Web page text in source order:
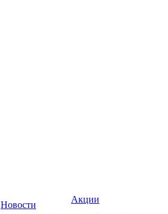
Новости
Акции